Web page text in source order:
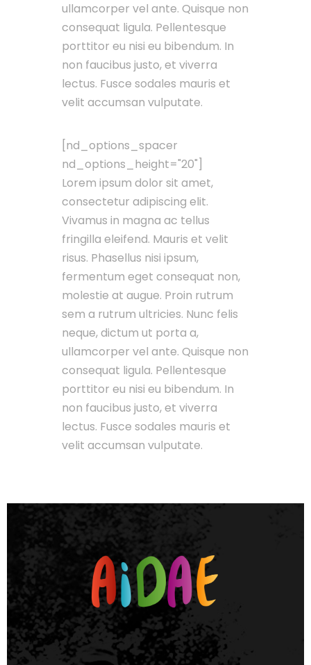
ullamcorper vel ante. Quisque non
consequat ligula. Pellentesque
porttitor eu nisi eu bibendum. In
non faucibus justo, et viverra
lectus. Fusce sodales mauris et
velit accumsan vulputate.
[nd_options_spacer
nd_options_height="20"]
Lorem ipsum dolor sit amet,
consectetur adipiscing elit.
Vivamus in magna ac tellus
fringilla eleifend. Mauris et velit
risus. Phasellus nisi ipsum,
fermentum eget consequat non,
molestie at augue. Proin rutrum
sem a rutrum ultricies. Nunc felis
neque, dictum ut porta a,
ullamcorper vel ante. Quisque non
consequat ligula. Pellentesque
porttitor eu nisi eu bibendum. In
non faucibus justo, et viverra
lectus. Fusce sodales mauris et
velit accumsan vulputate.